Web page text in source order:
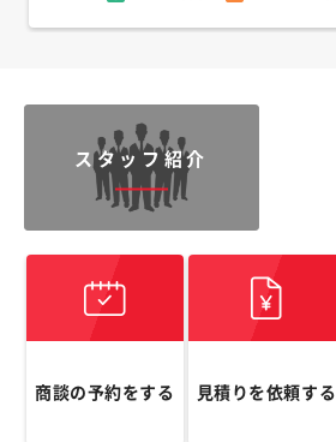
スタッフ紹介
商談の予約をする 見積りを依頼する